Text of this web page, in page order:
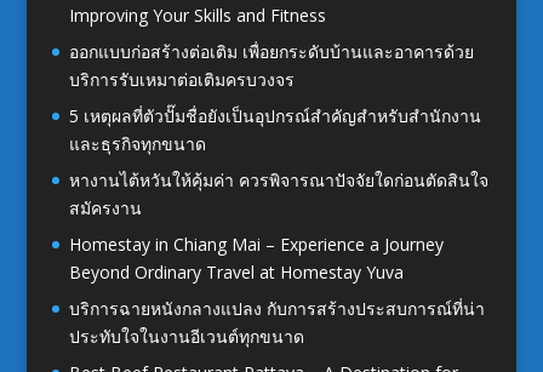
Improving Your Skills and Fitness
ออกแบบก่อสร้างต่อเติม เพื่อยกระดับบ้านและอาคารด้วย
บริการรับเหมาต่อเติมครบวงจร
5 เหตุผลที่ตัวปั๊มชื่อยังเป็นอุปกรณ์สำคัญสำหรับสำนักงาน
และธุรกิจทุกขนาด
หางานไต้หวันให้คุ้มค่า ควรพิจารณาปัจจัยใดก่อนตัดสินใจ
สมัครงาน
Homestay in Chiang Mai – Experience a Journey
Beyond Ordinary Travel at Homestay Yuva
บริการฉายหนังกลางแปลง กับการสร้างประสบการณ์ที่น่า
ประทับใจในงานอีเวนต์ทุกขนาด